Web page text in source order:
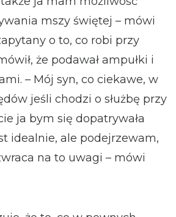
mszy świętej – mówi
o to, co robi przy
że podawał ampułki i
– Mój syn, co ciekawe, w
jeśli chodzi o służbę przy
ja bym się dopatrywała
idealnie, ale podejrzewam,
na to uwagi – mówi